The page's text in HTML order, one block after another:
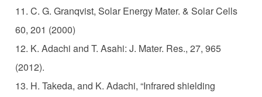
11. C. G. Granqvist, Solar Energy Mater. & Solar Cells
60, 201 (2000)
12. K. Adachi and T. Asahi: J. Mater. Res., 27, 965
(2012).
13. H. Takeda, and K. Adachi, “Infrared shielding